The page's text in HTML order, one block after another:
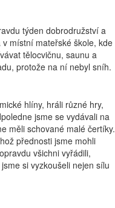
týden dobrodružství a
místní mateřské škole, kde
tělocvičnu, saunu a
protože na ní nebyl sníh.
hlíny, hráli různé hry,
jsme se vydávali na
měli schované malé čertíky.
přednosti jsme mohli
všichni vyřádili,
si vyzkoušeli nejen sílu